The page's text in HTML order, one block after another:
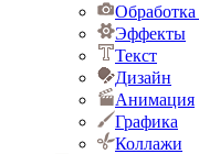
Эффекты
Текст
Дизайн
Анимация
Графика
Коллажи